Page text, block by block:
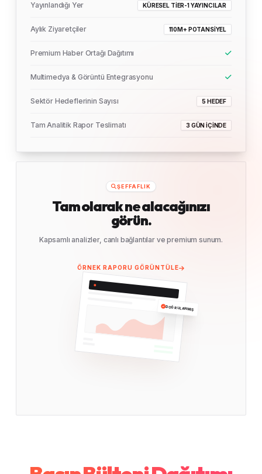
Yayınlandığı Yer KÜRESEL TIER-1 YAYINCILAR
Aylık Ziyaretçiler 110M+ POTANSIYEL
Premium Haber Ortağı Dağıtımı
Multimedya & Görüntü Entegrasyonu
Sektör Hedeflerinin Sayısı 5 HEDEF
Tam Analitik Rapor Teslimatı 3 GÜN İÇINDE
ŞEFFAFLIK
Tam olarak ne alacağınızı
görün.
Kapsamlı analizler, canlı bağlantılar ve premium sunum.
ÖRNEK RAPORU GÖRÜNTÜLE
DOĞRULANMIŞ